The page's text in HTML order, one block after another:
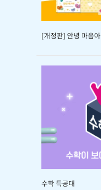
[개정판] 안녕 마음아
수학 특공대